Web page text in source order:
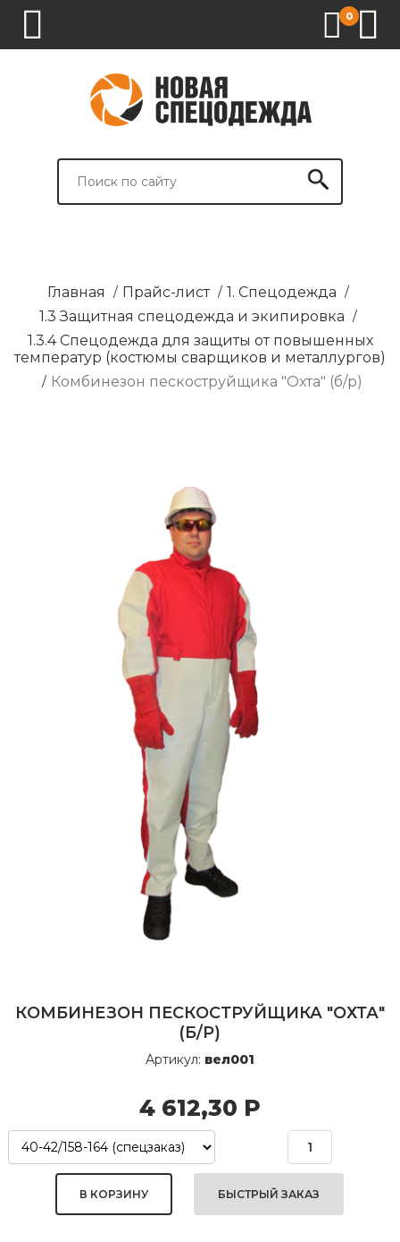
0
СПЕЦОДЕЖДА
СПЕЦОБУВЬ
СРЕДСТВА
ВСПОМОГАТЕЛЬНЫЕ
БРЕНДИРОВАНИЕ
Главная / Прайс-лист / 1. Спецодежда /
1.3 Защитная спецодежда и экипировка /
1.3.4 Спецодежда для защиты от повышенных
температур (костюмы сварщиков и металлургов)
/ Комбинезон пескоструйщика "Охта" (б/р)
КОМБИНЕЗОН ПЕСКОСТРУЙЩИКА "ОХТА"
(Б/Р)
Артикул: вел001
4 612,30 Р
БЫСТРЫЙ ЗАКАЗ